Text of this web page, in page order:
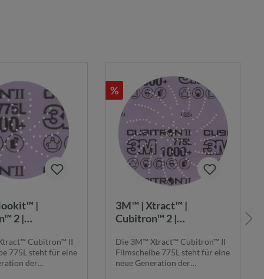
|
2 |
multihole
Cubitron™ II
775L steht für eine
der
%
3M™ | Xtract™ |
Cubitron™ 2 |
mm, 1000+, multihole
Die 3M™ Xtract™ Cubitron™ II
Filmscheibe 775L steht für eine
neue Generation der